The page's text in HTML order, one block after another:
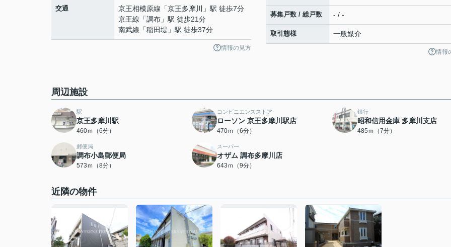
交通 京王相模原線 「京王多摩川
」駅 徒歩7分
京王線 「調布 」駅 徒歩21分
南武線 「稲田堤 」駅 徒歩37分
情報の見方
募集戸数 / 総戸数 - / -
取引態様 一般媒介
情報
周辺施設
駅
京王多摩川駅
460ｍ（6分）
コンビニエンスストア
ローソン 京王多摩川駅店
470ｍ（6分）
銀行
昭和信用金庫 多摩川支店
485ｍ（7分）
郵便局
調布小島郵便局
573ｍ（8分）
スーパー
オザム 調布多摩川店
643ｍ（9分）
近隣の物件